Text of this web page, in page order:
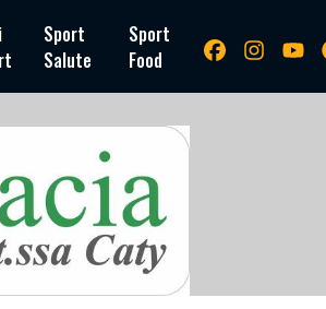
Sport
Salute
Sport
Food